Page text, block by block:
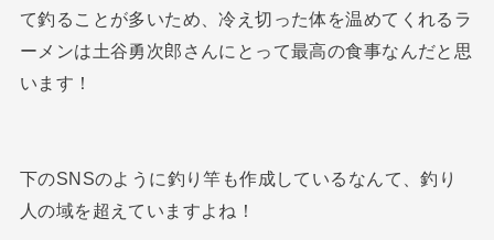
て釣ることが多いため、冷え切った体を温めてくれるラ
ーメンは土谷勇次郎さんにとって最高の食事なんだと思
います！
下のSNSのように釣り竿も作成しているなんて、釣り
人の域を超えていますよね！